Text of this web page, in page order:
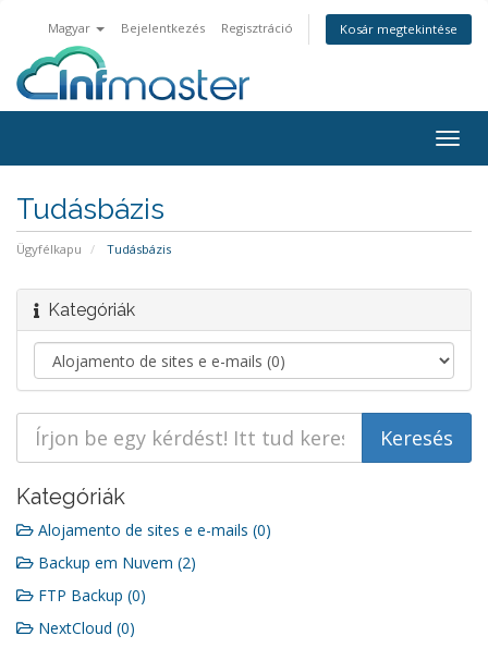
Magyar Bejelentkezés Regisztráció Kosár megtekintése
a
Tudásbázis
Ügyfélkapu Tudásbázis
Kategóriák
Kategóriák
Alojamento de sites e e-mails (0)
Backup em Nuvem (2)
FTP Backup (0)
NextCloud (0)